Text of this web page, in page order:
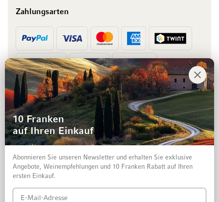
Zahlungsarten
Vorkasse Rechnung
Datenschutz und Disclaimer
10 Franken
auf Ihren Einkauf
Abonnieren Sie unseren Newsletter und erhalten Sie exklusive
Angebote, Weinempfehlungen und 10 Franken Rabatt auf Ihren
ersten Einkauf.